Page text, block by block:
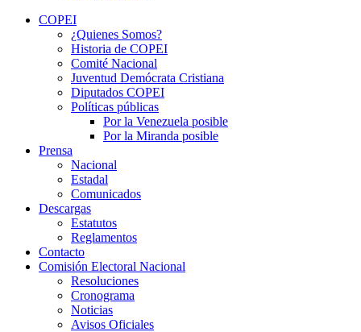
COPEI
¿Quienes Somos?
Historia de COPEI
Comité Nacional
Juventud Demócrata Cristiana
Diputados COPEI
Políticas públicas
Por la Venezuela posible
Por la Miranda posible
Prensa
Nacional
Estadal
Comunicados
Descargas
Estatutos
Reglamentos
Contacto
Comisión Electoral Nacional
Resoluciones
Cronograma
Noticias
Avisos Oficiales